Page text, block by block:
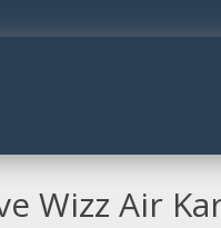
Wizz Air